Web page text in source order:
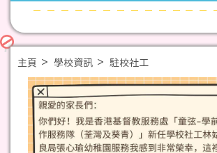
主頁 學校資訊 駐校社工